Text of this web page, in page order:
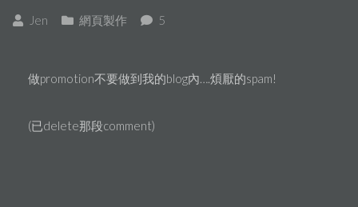
Jen 網頁製作 5
做promotion不要做到我的blog內….煩厭的spam!
(已delete那段comment)